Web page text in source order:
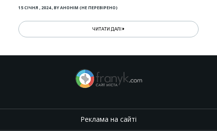
15 СІЧНЯ , 2024,BYАНОНІМ (НЕ ПЕРЕВІРЕНО)
ЧИТАТИ ДАЛІ
Реклама на сайті